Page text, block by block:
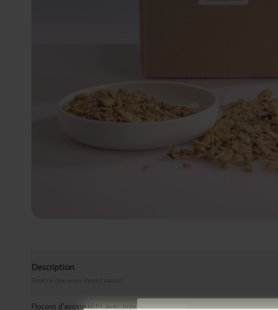
Description
Flocons d’avoine rôtis avec noix de cajou et pépites de banane